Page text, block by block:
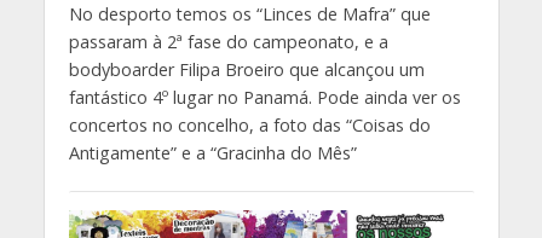
No desporto temos os “Linces de Mafra” que
passaram à 2ª fase do campeonato, e a
bodyboarder Filipa Broeiro que alcançou um
fantástico 4º lugar no Panamá. Pode ainda ver os
concertos no concelho, a foto das “Coisas do
Antigamente” e a “Gracinha do Mês”